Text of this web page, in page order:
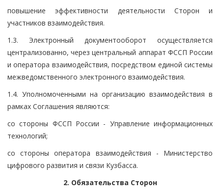
повышение эффективности деятельности Сторон и
участников взаимодействия.
1.3. Электронный документооборот осуществляется
централизованно, через центральный аппарат ФССП России
и оператора взаимодействия, посредством единой системы
межведомственного электронного взаимодействия.
1.4. Уполномоченными на организацию взаимодействия в
рамках Соглашения являются:
со стороны ФССП России - Управление информационных
технологий;
со стороны оператора взаимодействия - Министерство
цифрового развития и связи Кузбасса.
2. Обязательства Сторон